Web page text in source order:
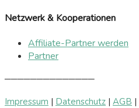
Netzwerk & Kooperationen
Affiliate-Partner werden
Partner
──────────────
Impressum | Datenschutz | AGB |